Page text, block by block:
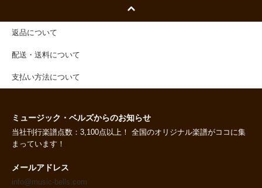
返品について
配送・送料について
支払い方法について
ミュージック・ベルズからのお知らせ
当社刊行楽譜点数：3,100点以上！ 全国のオリジナル楽譜がココに集
まっています！
メールアドレス
info@music-bells.com